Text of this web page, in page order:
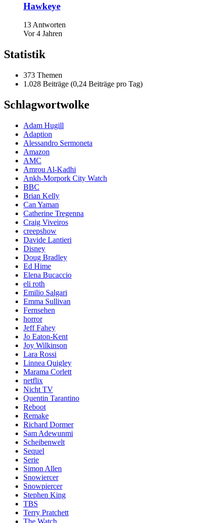
Hawkeye
13 Antworten
Vor 4 Jahren
Statistik
373 Themen
1.028 Beiträge (0,24 Beiträge pro Tag)
Schlagwortwolke
Adam Hugill
Adaption
Alessandro Sermoneta
Amazon
AMC
Amrou Al-Kadhi
Ankh-Morpork City Watch
BBC
Brian Kelly
Can Yaman
Catherine Tregenna
Craig Viveiros
creepshow
Davide Lantieri
Disney
Doug Bradley
Ed Hime
Elena Bucaccio
eli roth
Emilio Salgari
Emma Sullivan
Fernsehen
horror
Jeff Fahey
Jo Eaton-Kent
Joy Wilkinson
Lara Rossi
Linnea Quigley
Marama Corlett
netflix
Nicht TV
Quentin Tarantino
Reboot
Remake
Richard Dormer
Sam Adewunmi
Scheibenwelt
Sequel
Serie
Simon Allen
Snowiercer
Snowpiercer
Stephen King
TBS
Terry Pratchett
The Watch